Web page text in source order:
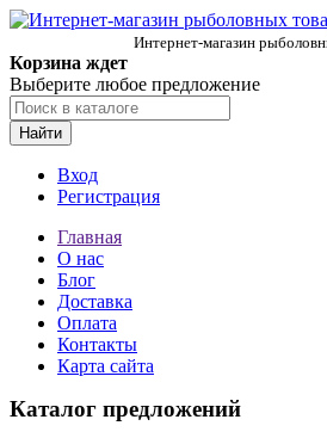
Интернет-магазин
Корзина ждет
Выберите любое предложение
Найти
Вход
Регистрация
Главная
О нас
Блог
Доставка
Оплата
Контакты
Карта сайта
Каталог предложений